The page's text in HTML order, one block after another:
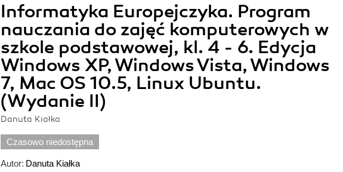
Informatyka Europejczyka. Program
nauczania do zajęć komputerowych w
szkole podstawowej, kl. 4 - 6. Edycja
Windows XP, Windows Vista, Windows
7, Mac OS 10.5, Linux Ubuntu.
(Wydanie II)
Danuta Kiałka
Czasowo niedostępna
Autor: Danuta Kiałka